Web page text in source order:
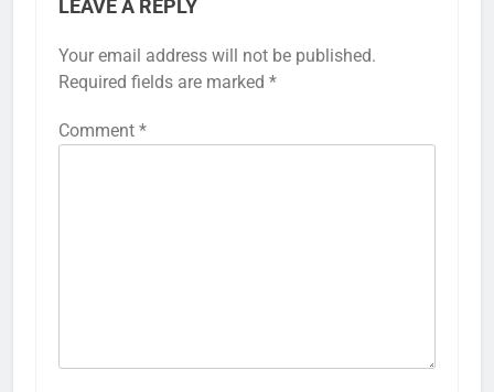
LEAVE A REPLY
Your email address will not be published.
Required fields are marked *
Comment *